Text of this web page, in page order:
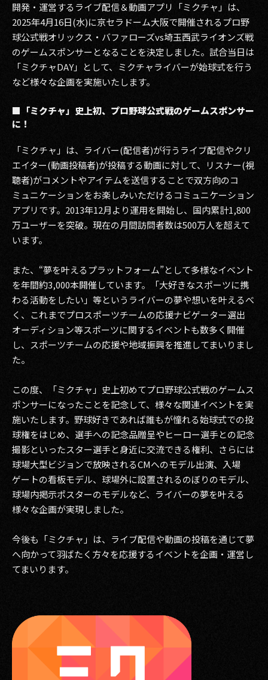
2024
2023
2022
2021
2020
2018
2017
2016
2014
2013
2012
2011
2009
開発・運営するライブ配信＆動画アプリ「ミクチャ」は、
2025年4月16日(水)に京セラドーム大阪で開催されるプロ野
球公式戦オリックス・バファローズvs埼玉西武ライオンズ戦
のゲームスポンサーとなることを決定しました。試合当日は
「ミクチャDAY」として、ミクチャライバーが始球式を行う
など様々な企画を実施いたします。
■「ミクチャ」史上初、プロ野球公式戦のゲームスポンサー
に！
「ミクチャ」は、ライバー(配信者)が行うライブ配信やクリ
エイター(動画投稿者)が投稿する動画に対して、リスナー(視
聴者)がコメントやアイテムを送信することで双方向のコ
ミュニケーションをお楽しみいただけるコミュニケーション
アプリです。2013年12月より運用を開始し、国内累計1,800
万ユーザーを突破。現在の月間訪問者数は500万人を超えて
います。
また、“夢を叶えるプラットフォーム”として多様なイベント
を年間約3,000本開催しています。「大好きなスポーツに携
わる活動をしたい」等というライバーの夢や想いを叶えるべ
く、これまでプロスポーツチームの応援ナビゲーター選出
オーディション等スポーツに関するイベントも数多く開催
し、スポーツチームの応援や地域振興を推進してまいりまし
た。
この度、「ミクチャ」史上初めてプロ野球公式戦のゲームス
ポンサーになったことを記念して、様々な関連イベントを実
施いたします。野球好きであれば誰もが憧れる始球式での投
球権をはじめ、選手への記念品贈呈やヒーロー選手との記念
撮影といったスター選手と身近に交流できる権利、さらには
球場大型ビジョンで放映されるCMへのモデル出演、入場
ゲートの看板モデル、球場外に設置されるのぼりのモデル、
球場内掲示ポスターのモデルなど、ライバーの夢を叶える
様々な企画が実現しました。
今後も「ミクチャ」は、ライブ配信や動画の投稿を通じて夢
へ向かって羽ばたく方々を応援するイベントを企画・運営し
てまいります。